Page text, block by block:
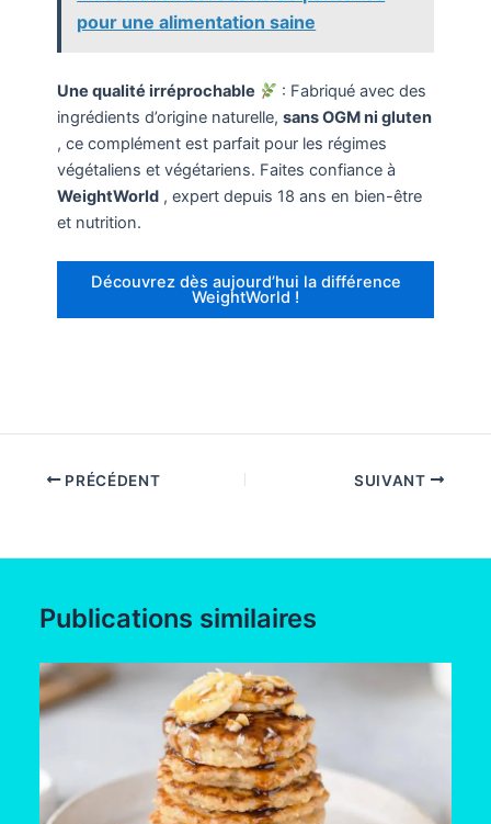
pour une alimentation saine
Une qualité irréprochable
: Fabriqué avec des
ingrédients d’origine naturelle, sans OGM ni gluten
, ce complément est parfait pour les régimes
végétaliens et végétariens. Faites confiance à
WeightWorld, expert depuis 18 ans en bien-être
et nutrition.
Découvrez dès aujourd’hui la différence
WeightWorld !
PRÉCÉDENT SUIVANT
Publications similaires